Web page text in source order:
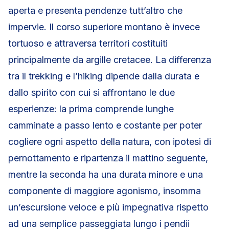
aperta e presenta pendenze tutt’altro che
impervie. Il corso superiore montano è invece
tortuoso e attraversa territori costituiti
principalmente da argille cretacee. La differenza
tra il trekking e l’hiking dipende dalla durata e
dallo spirito con cui si affrontano le due
esperienze: la prima comprende lunghe
camminate a passo lento e costante per poter
cogliere ogni aspetto della natura, con ipotesi di
pernottamento e ripartenza il mattino seguente,
mentre la seconda ha una durata minore e una
componente di maggiore agonismo, insomma
un’escursione veloce e più impegnativa rispetto
ad una semplice passeggiata lungo i pendii